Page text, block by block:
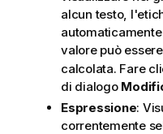
alcun testo,
valore può
calcolata. Fare
di dialogo
Espressione:
correntemente